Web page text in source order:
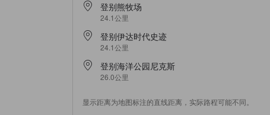
登别熊牧场
24.1公里
登别伊达时代史迹
24.1公里
登别海洋公园尼克斯
26.0公里
显示距离为地图标注的直线距离，实际路程可能不同。